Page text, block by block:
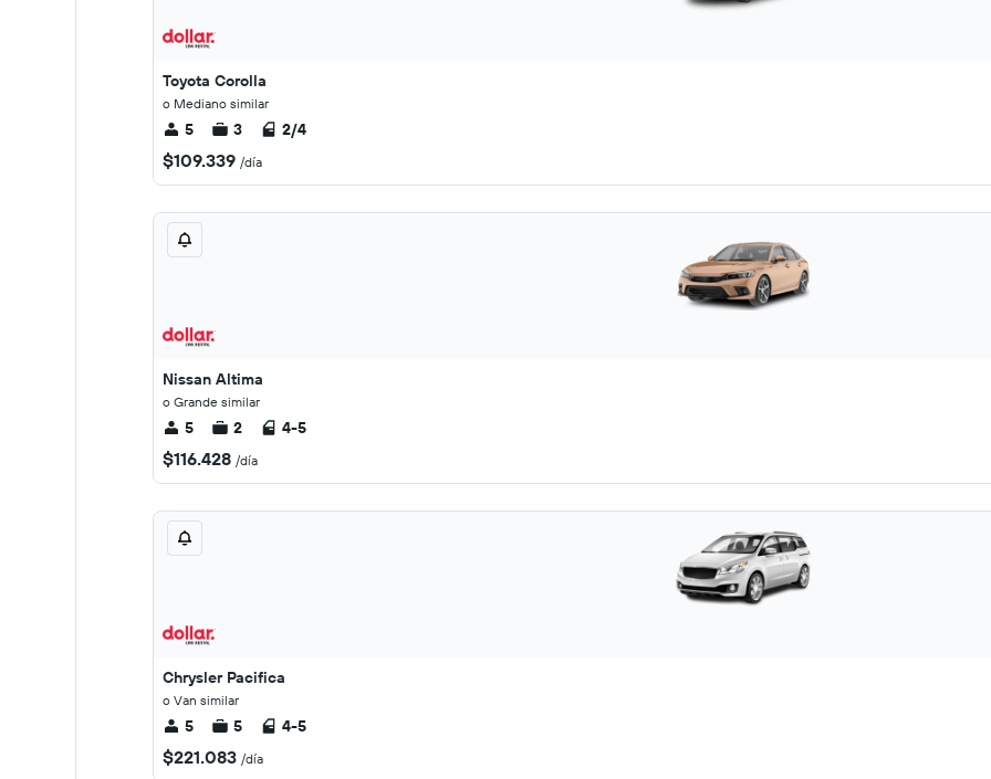
Toyota Corolla
o Mediano similar
5 3 2/4
$109.339 /día
Nissan Altima
o Grande similar
5 2 4-5
$116.428 /día
Chrysler Pacifica
o Van similar
5 5 4-5
$221.083 /día